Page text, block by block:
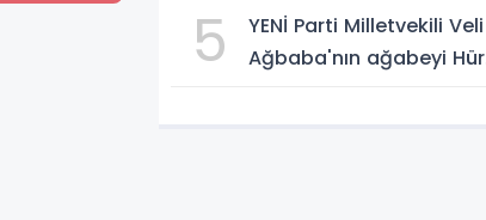
sabırsızlanıyorum'
5
YENİ Parti Milletvekili Veli
Ağbaba'nın ağabeyi Hür